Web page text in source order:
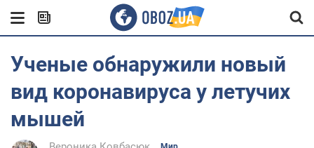
Ученые обнаружили новый
вид коронавируса у летучих
мышей